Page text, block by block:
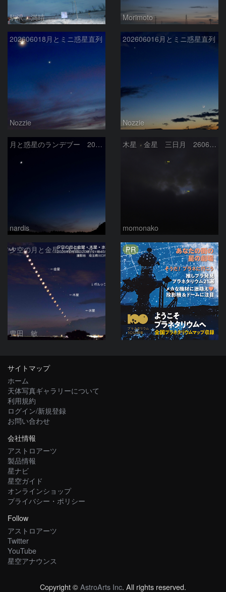
駒沢 満晴 Morimoto
202606018月とミニ惑星直列
Nozzie
202606016月とミニ惑星直列
Nozzie
月と惑星のランデブー 2026/06/19
nardis
木星 金星 三日月 260618
momonako
夕空の月と金星・木星・水星の接近 2026/6/18
豊田 敏
PR
サイトマップ
ホーム
天体写真ギャラリーについて
利用規約
ログイン/新規登録
お問い合わせ
会社情報
アストロアーツ
製品情報
星ナビ
星空ガイド
オンラインショップ
プライバシー・ポリシー
Follow
アストロアーツ
Twitter
YouTube
星空アナウンス
Copyright ©AstroArts Inc. All rights reserved.